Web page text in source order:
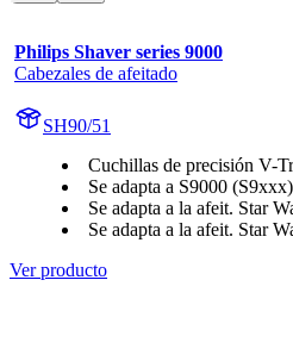
Philips Shaver series 9000
Cabezales de afeitado
SH90/51
Cuchillas de precisión V-
Se adapta a S9000 (S9xxx)
Se adapta a la afeit. Star
Se adapta a la afeit. Star
Ver producto